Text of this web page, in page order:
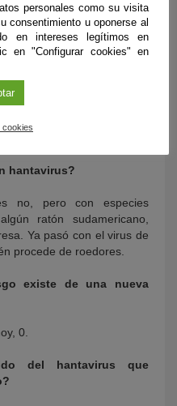
de lavarse las manos,
tipo de virus, también del
¿todos los roedores
hecho los que tenemos
hantavirus?
no, pero con especies
ratón sudamericano,
Ya pasó con el virus de
procede de roedores.
existe de una nueva
0.
del hantavirus que
personales como su visita
consentimiento u oponerse al
en intereses legítimos en
en "Configurar cookies" en
cookies